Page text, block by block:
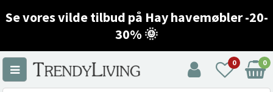
Se vores vilde tilbud på Hay havemøbler -20-
30% 🌞
0 0